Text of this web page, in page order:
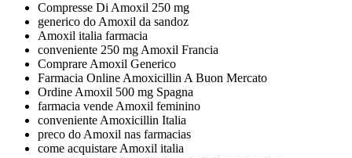
Compresse Di Amoxil 250 mg
generico do Amoxil da sandoz
Amoxil italia farmacia
conveniente 250 mg Amoxil Francia
Comprare Amoxil Generico
Farmacia Online Amoxicillin A Buon Mercato
Ordine Amoxil 500 mg Spagna
farmacia vende Amoxil feminino
conveniente Amoxicillin Italia
preco do Amoxil nas farmacias
come acquistare Amoxil italia